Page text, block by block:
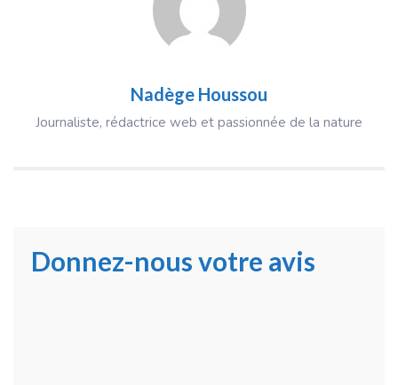
Nadège Houssou
Journaliste, rédactrice web et passionnée de la nature
Donnez-nous votre avis